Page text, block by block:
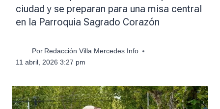
ciudad y se preparan para una misa central
en la Parroquia Sagrado Corazón
Por Redacción Villa Mercedes Info
11 abril, 2026 3:27 pm